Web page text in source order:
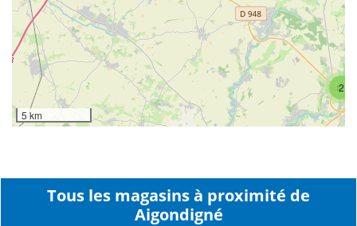
2
5 km
Tous les magasins à proximité de
Aigondigné